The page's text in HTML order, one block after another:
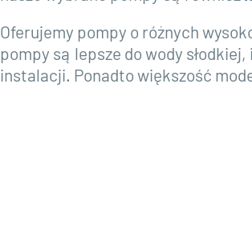
Oferujemy pompy o różnych
pompy są lepsze do wody
instalacji. Ponadto większość